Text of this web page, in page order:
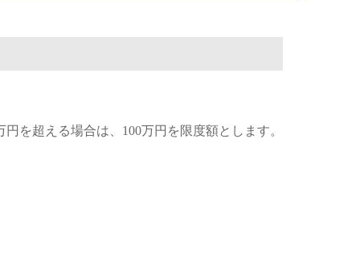
を超える場合は、100万円を限度額とします。